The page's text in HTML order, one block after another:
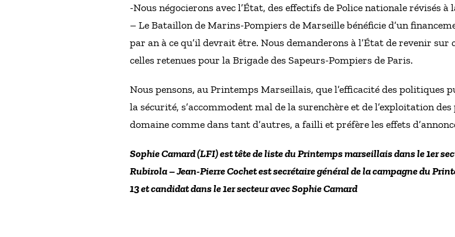
-Nous négocierons avec l’État, des effectifs de Police nationale révisés à
– Le Bataillon de Marins-Pompiers de Marseille bénéficie d’un
par an à ce qu’il devrait être. Nous demanderons à l’État de revenir
celles retenues pour la Brigade des Sapeurs-Pompiers de Paris.
Nous pensons, au Printemps Marseillais, que l’efficacité des politiques
la sécurité, s’accommodent mal de la surenchère et de l’exploitation
domaine comme dans tant d’autres, a failli et préfère les effets
Sophie Camard (LFI) est tête de liste du Printemps marseillais dans le 1er
Rubirola – Jean-Pierre Cochet est secrétaire général de la campagne du
13 et candidat dans le 1er secteur avec Sophie Camard